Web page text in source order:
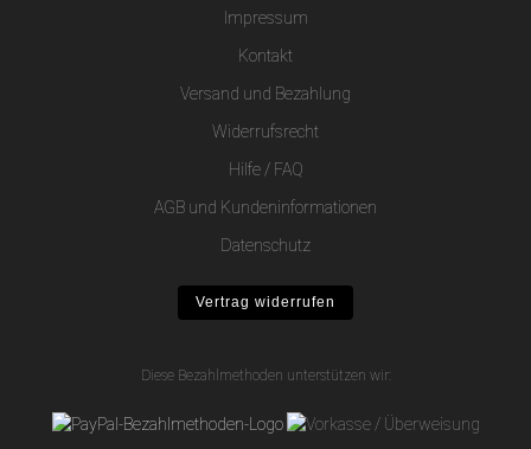
Impressum
Kontakt
Versand und Bezahlung
Widerrufsrecht
Hilfe / FAQ
AGB und Kundeninformationen
Datenschutz
Vertrag widerrufen
Diese Bezahlmethoden unterstützen wir: